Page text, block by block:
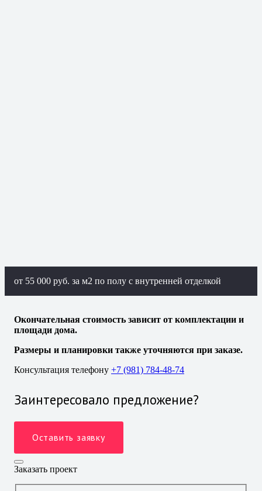
от 55 000 руб. за м2 по полу с внутренней отделкой
Окончательная стоимость зависит от комплектации и
площади дома.
Размеры и планировки также уточняются при заказе.
Консультация телефону +7 (981) 784-48-74
Заинтересовало предложение?
Оставить заявку
Заказать проект